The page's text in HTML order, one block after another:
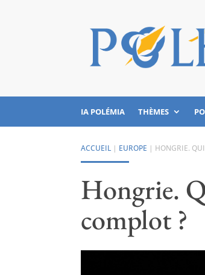
IA POLÉMIA THÈMES
ACCUEIL | EUROPE | HONGRIE.
Hongrie.
complot ?